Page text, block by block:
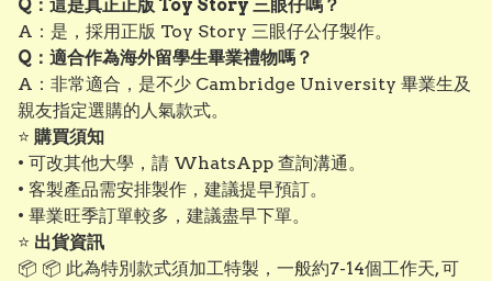
Q：這是真正正版 Toy Story 三眼仔嗎？
A：是，採用正版 Toy Story 三眼仔公仔製作。
Q：適合作為海外留學生畢業禮物嗎？
A：非常適合，是不少 Cambridge University 畢業生及
親友指定選購的人氣款式。
⭐ 購買須知
• 可改其他大學，請 WhatsApp 查詢溝通。
• 客製產品需安排製作，建議提早預訂。
• 畢業旺季訂單較多，建議盡早下單。
⭐ 出貨資訊
📦 📦 此為特別款式須加工特製，一般約7-14個工作天, 可